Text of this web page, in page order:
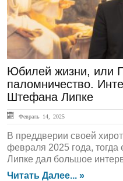
Юбилей жизни, или
паломничество.
Штефана Липке
Февраль 14, 2025
В преддверии своей
февраля 2025 года,
Липке дал большое
Читать Далее... »